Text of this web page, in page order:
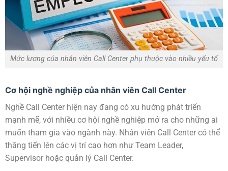
Mức lương của nhân viên Call Center phụ thuộc vào nhiều yếu tố
Cơ hội nghề nghiệp của nhân viên Call Center
Nghề Call Center hiện nay đang có xu hướng phát triển
mạnh mẽ, với nhiều cơ hội nghề nghiệp mở ra cho những ai
muốn tham gia vào ngành này. Nhân viên Call Center có thể
thăng tiến lên các vị trí cao hơn như Team Leader,
Supervisor hoặc quản lý Call Center.